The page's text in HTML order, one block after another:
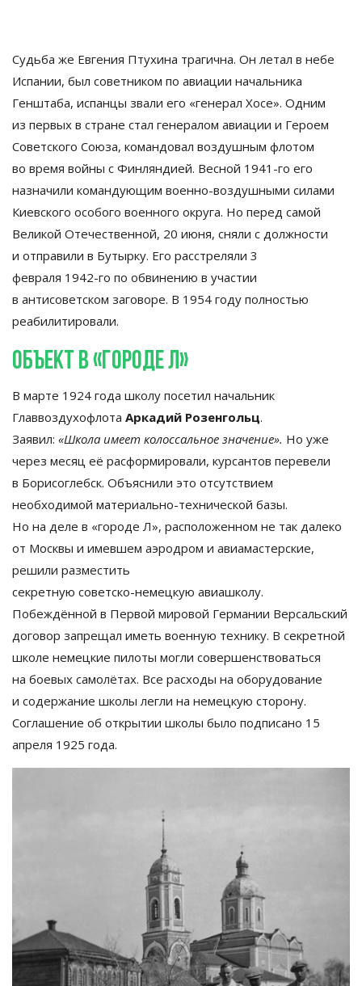
Судьба же Евгения Птухина трагична. Он летал в небе
Испании, был советником по авиации начальника
Генштаба, испанцы звали его «генерал Хосе». Одним
из первых в стране стал генералом авиации и Героем
Советского Союза, командовал воздушным флотом
во время войны с Финляндией. Весной 1941-го его
назначили командующим военно-воздушными силами
Киевского особого военного округа. Но перед самой
Великой Отечественной, 20 июня, сняли с должности
и отправили в Бутырку. Его расстреляли 3
февраля 1942-го по обвинению в участии
в антисоветском заговоре. В 1954 году полностью
реабилитировали.
Объект в«городе Л»
В марте 1924 года школу посетил начальник
Главвоздухофлота Аркадий Розенгольц.
Заявил: «Школа имеет колоссальное значение». Но уже
через месяц её расформировали, курсантов перевели
в Борисоглебск. Объяснили это отсутствием
необходимой материально-технической базы.
Но на деле в «городе Л», расположенном не так далеко
от Москвы и имевшем аэродром и авиамастерские,
решили разместить
секретную советско-немецкую авиашколу.
Побеждённой в Первой мировой Германии Версальский
договор запрещал иметь военную технику. В секретной
школе немецкие пилоты могли совершенствоваться
на боевых самолётах. Все расходы на оборудование
и содержание школы легли на немецкую сторону.
Соглашение об открытии школы было подписано 15
апреля 1925 года.